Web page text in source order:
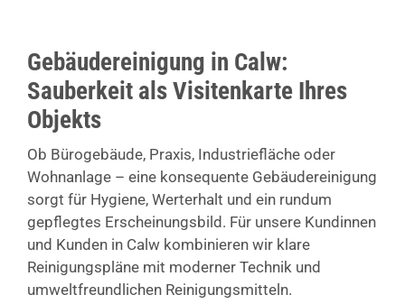
Gebäudereinigung in Calw:
Sauberkeit als Visitenkarte Ihres
Objekts
Ob Bürogebäude, Praxis, Industriefläche oder
Wohnanlage – eine konsequente Gebäudereinigung
sorgt für Hygiene, Werterhalt und ein rundum
gepflegtes Erscheinungsbild. Für unsere Kundinnen
und Kunden in Calw kombinieren wir klare
Reinigungspläne mit moderner Technik und
umweltfreundlichen Reinigungsmitteln.